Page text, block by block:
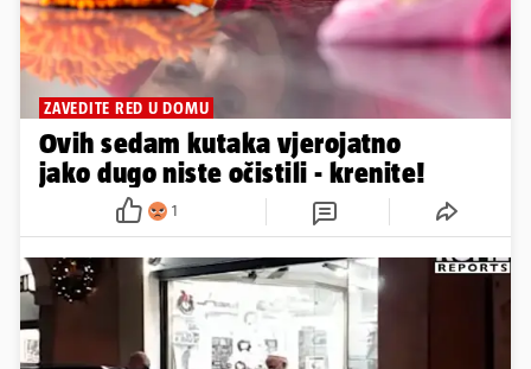
ZAVEDITE RED U DOMU
Ovih sedam kutaka vjerojatno
jako dugo niste očistili - krenite!
1